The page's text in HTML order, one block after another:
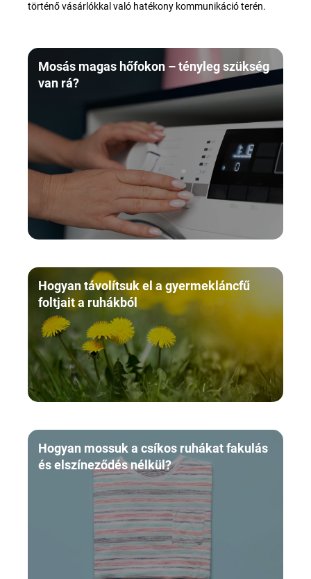
történő vásárlókkal való hatékony kommunikáció terén.
Mosás magas hőfokon – tényleg szükség
van rá?
Hogyan távolítsuk el a gyermekláncfű
foltjait a ruhákból
Hogyan mossuk a csíkos ruhákat fakulás
és elszíneződés nélkül?